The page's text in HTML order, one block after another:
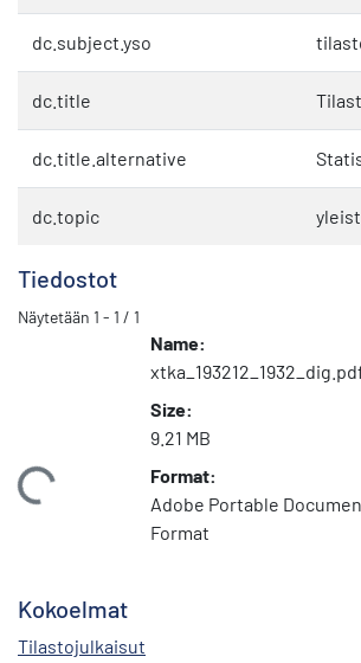
dc.subject.yso
dc.title
dc.title.alternative
dc.topic
Tiedostot
Näytetään 1 - 1 / 1
Ladataan...
Name:
Size:
9.21 MB
Format:
Adobe Portable
Format
Kokoelmat
Tilastojulkaisut